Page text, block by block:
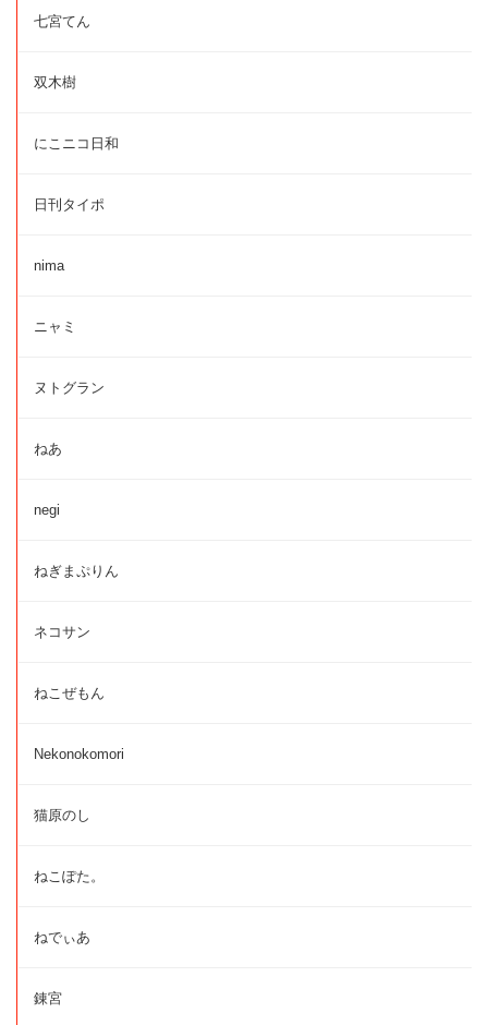
七宮てん
双木樹
にこニコ日和
日刊タイポ
nima
ニャミ
ヌトグラン
ねあ
negi
ねぎまぷりん
ネコサン
ねこぜもん
Nekonokomori
猫原のし
ねこぽた。
ねでぃあ
錬宮